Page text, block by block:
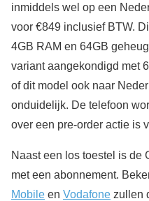
inmiddels wel op een
voor €849 inclusief BTW.
4GB RAM en 64GB
variant aangekondigd met
of dit model ook naar
onduidelijk. De telefoon
over een pre-order actie is
Naast een los toestel is de
met een abonnement.
Mobile en Vodafone zullen